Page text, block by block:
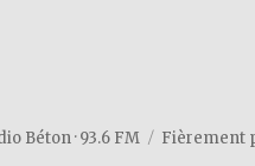
Béton · 93.6 FM Fièrement